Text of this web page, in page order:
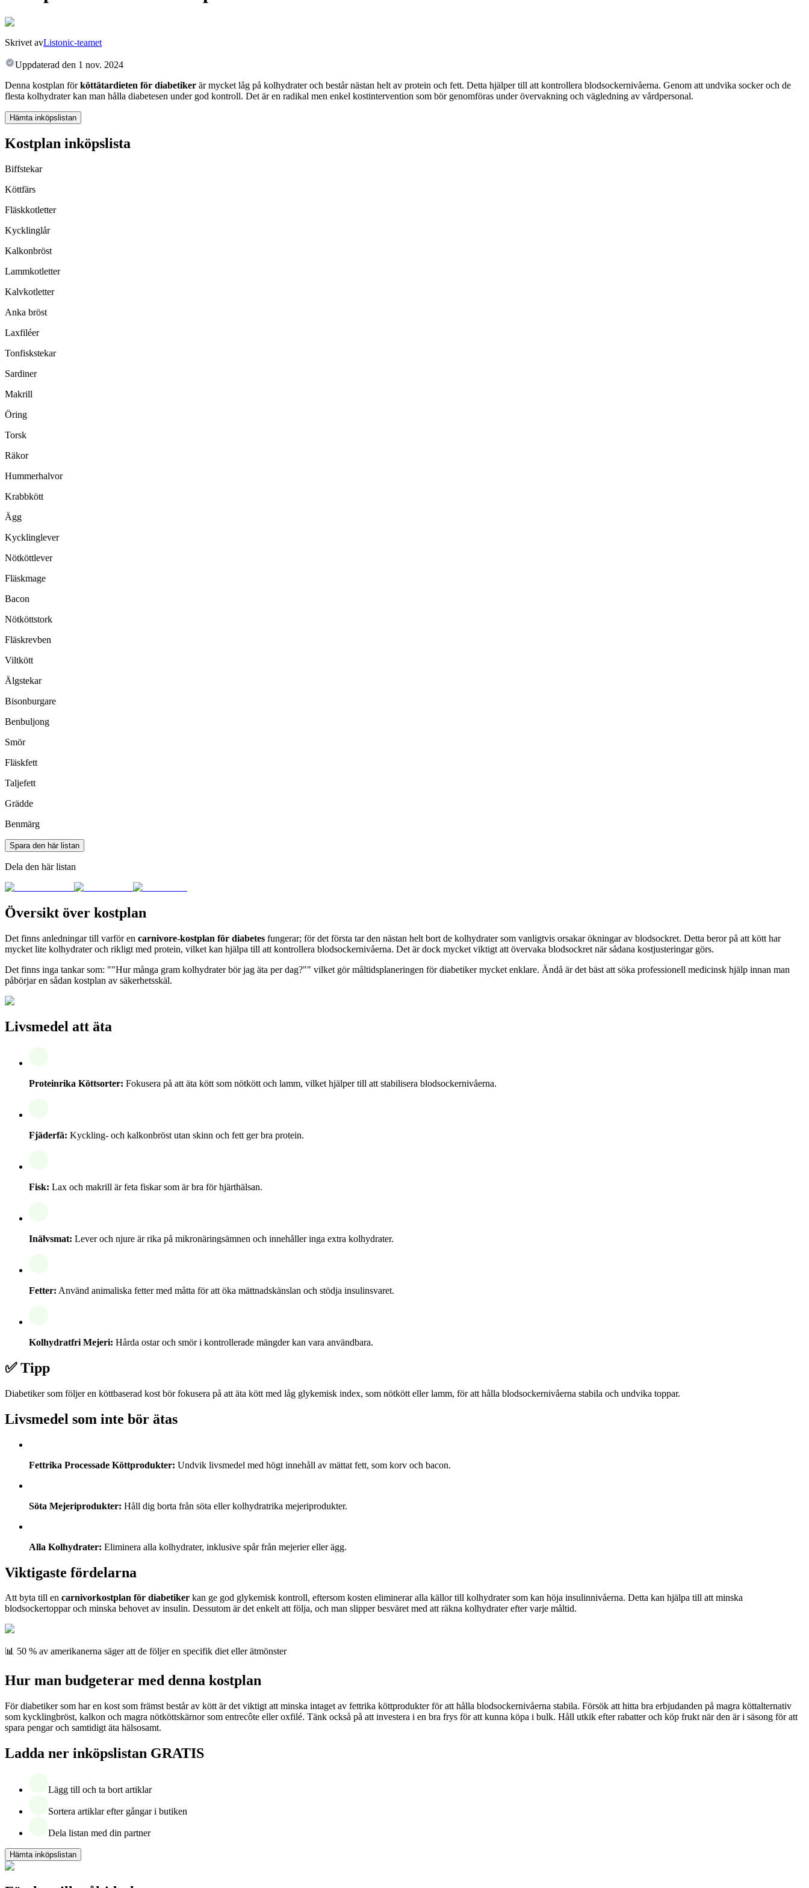
Skrivet avListonic-teamet
Uppdaterad den 1 nov. 2024
Denna kostplan förköttätardieten för diabetiker är mycket låg på kolhydrater och består nästan helt av protein och fett. Detta hjälper till att kontrollera blodsockernivåerna. Genom att undvika socker och de
flesta kolhydrater kan man hålla diabetesen under god kontroll. Det är en radikal men enkel kostintervention som bör genomföras under övervakning och vägledning av vårdpersonal.
Hämta inköpslistan
Kostplan inköpslista
Biffstekar
Köttfärs
Fläskkotletter
Kycklinglår
Kalkonbröst
Lammkotletter
Kalvkotletter
Anka bröst
Laxfiléer
Tonfiskstekar
Sardiner
Makrill
Öring
Torsk
Räkor
Hummerhalvor
Krabbkött
Ägg
Kycklinglever
Nötköttlever
Fläskmage
Bacon
Nötköttstork
Fläskrevben
Viltkött
Älgstekar
Bisonburgare
Benbuljong
Smör
Fläskfett
Taljefett
Grädde
Benmärg
Spara den här listan
Dela den här listan
Översikt över kostplan
Det finns anledningar till varför en carnivore-kostplan för diabetes fungerar; för det första tar den nästan helt bort de kolhydrater som vanligtvis orsakar ökningar av blodsockret. Detta beror på att kött har
mycket lite kolhydrater och rikligt med protein, vilket kan hjälpa till att kontrollera blodsockernivåerna. Det är dock mycket viktigt att övervaka blodsockret när sådana kostjusteringar görs.
Det finns inga tankar som: ""Hur många gram kolhydrater bör jag äta per dag?"" vilket gör måltidsplaneringen för diabetiker mycket enklare. Ändå är det bäst att söka professionell medicinsk hjälp innan man
påbörjar en sådan kostplan av säkerhetsskäl.
Livsmedel att äta
Proteinrika Köttsorter: Fokusera på att äta kött som nötkött och lamm, vilket hjälper till att stabilisera blodsockernivåerna.
Fjäderfä: Kyckling- och kalkonbröst utan skinn och fett ger bra protein.
Fisk: Lax och makrill är feta fiskar som är bra för hjärthälsan.
Inälvsmat: Lever och njure är rika på mikronäringsämnen och innehåller inga extra kolhydrater.
Fetter: Använd animaliska fetter med måtta för att öka mättnadskänslan och stödja insulinsvaret.
Kolhydratfri Mejeri: Hårda ostar och smör i kontrollerade mängder kan vara användbara.
✅ Tipp
Diabetiker som följer en köttbaserad kost bör fokusera på att äta kött med låg glykemisk index, som nötkött eller lamm, för att hålla blodsockernivåerna stabila och undvika toppar.
Livsmedel som inte bör ätas
Fettrika Processade Köttprodukter: Undvik livsmedel med högt innehåll av mättat fett, som korv och bacon.
Söta Mejeriprodukter: Håll dig borta från söta eller kolhydratrika mejeriprodukter.
Alla Kolhydrater: Eliminera alla kolhydrater, inklusive spår från mejerier eller ägg.
Viktigaste fördelarna
Att byta till en carnivorkostplan för diabetiker kan ge god glykemisk kontroll, eftersom kosten eliminerar alla källor till kolhydrater som kan höja insulinnivåerna. Detta kan hjälpa till att minska
blodsockertoppar och minska behovet av insulin. Dessutom är det enkelt att följa, och man slipper besväret med att räkna kolhydrater efter varje måltid.
📊 50 % av amerikanerna säger att de följer en specifik diet eller ätmönster
Hur man budgeterar med denna kostplan
För diabetiker som har en kost som främst består av kött är det viktigt att minska intaget av fettrika köttprodukter för att hålla blodsockernivåerna stabila. Försök att hitta bra erbjudanden på magra köttalternativ
som kycklingbröst, kalkon och magra nötköttskärnor som entrecôte eller oxfilé. Tänk också på att investera i en bra frys för att kunna köpa i bulk. Håll utkik efter rabatter och köp frukt när den är i säsong för att
spara pengar och samtidigt äta hälsosamt.
Ladda ner inköpslistan GRATIS
Lägg till och ta bort artiklar
Sortera artiklar efter gångar i butiken
Dela listan med din partner
Hämta inköpslistan